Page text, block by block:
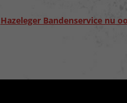
Hazeleger Bandenservice nu